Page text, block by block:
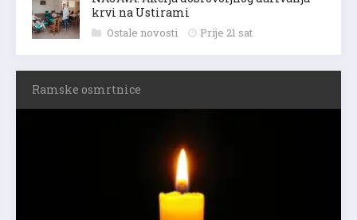
krvi na Ustirami
Ostale novosti Prije 21 sat
Ramske osmrtnice